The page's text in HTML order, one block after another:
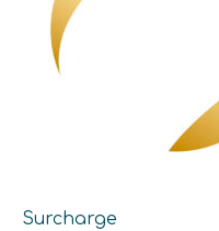
Surcharge